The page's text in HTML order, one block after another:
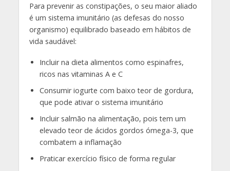
Para prevenir as constipações, o seu maior aliado
é um sistema imunitário (as defesas do nosso
organismo) equilibrado baseado em hábitos de
vida saudável:
Incluir na dieta alimentos como espinafres,
ricos nas vitaminas A e C
Consumir iogurte com baixo teor de gordura,
que pode ativar o sistema imunitário
Incluir salmão na alimentação, pois tem um
elevado teor de ácidos gordos ómega-3, que
combatem a inflamação
Praticar exercício físico de forma regular